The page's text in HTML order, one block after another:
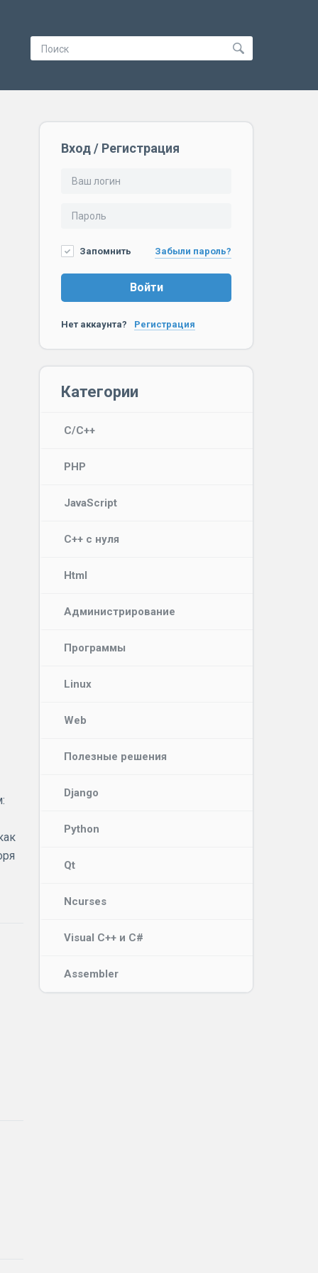
Вход / Регистрация
Запомнить Забыли пароль?
Войти
Нет аккаунта? Регистрация
Категории
C/C++
PHP
JavaScript
C++ с нуля
Html
Администрирование
Программы
Linux
Web
Полезные решения
Django
Python
Qt
Ncurses
Visual C++ и C#
Assembler